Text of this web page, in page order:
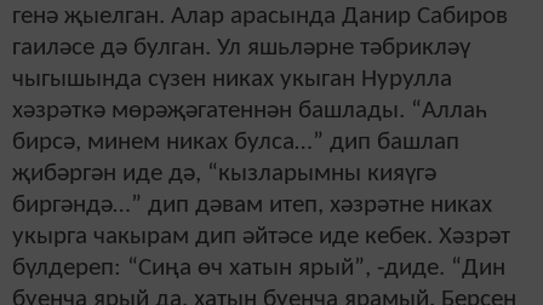
генә җыелган. Алар арасында Данир Сабиров
гаиләсе дә булган. Ул яшьләрне тәбрикләү
чыгышында сүзен никах укыган Нурулла
хәзрәткә мөрәҗәгатеннән башлады. “Аллаһ
бирсә, минем никах булса…” дип башлап
җибәргән иде дә, “кызларымны кияүгә
биргәндә…” дип дәвам итеп, хәзрәтне никах
укырга чакырам дип әйтәсе иде кебек. Хәзрәт
бүлдереп: “Сиңа өч хатын ярый”, -диде. “Дин
буенча ярый да, хатын буенча ярамый. Берсен